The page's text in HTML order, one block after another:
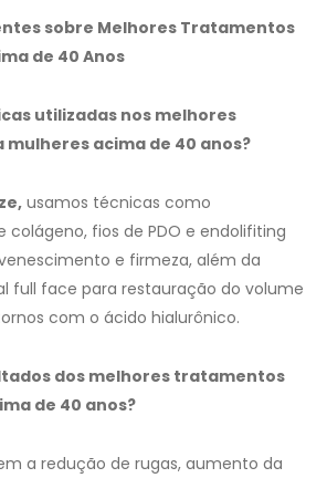
sobre Melhores Tratamentos
de 40 Anos
utilizadas nos melhores
acima de 40 anos?
usamos técnicas como
colágeno, fios de PDO e endolifiting
e firmeza, além da
full face para restauração do volume
com o ácido hialurônico.
dos melhores tratamentos
de 40 anos?
a redução de rugas, aumento da